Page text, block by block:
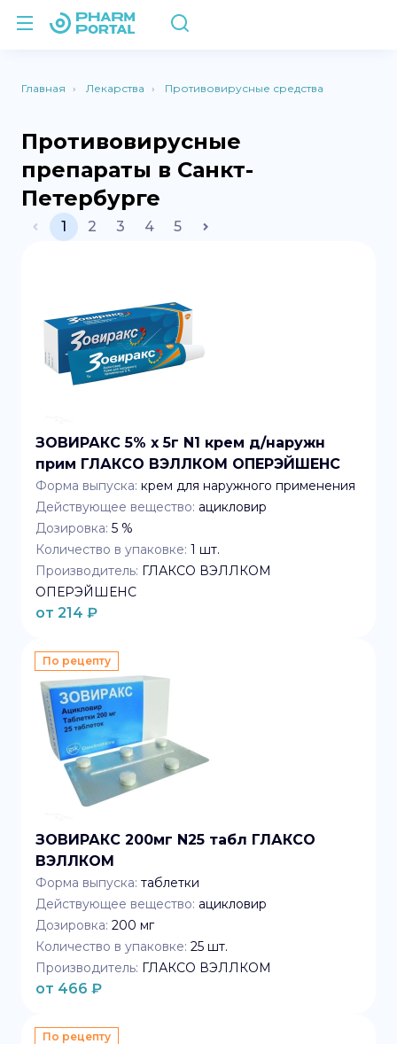
Главная Лекарства Противовирусные средства
Противовирусные
препараты в Санкт-
Петербурге
1 2 3 4 5
ЗОВИРАКС 5% x 5г N1 крем д/наружн
прим ГЛАКСО ВЭЛЛКОМ ОПЕРЭЙШЕНС
Форма выпуска: крем для наружного применения
Действующее вещество: ацикловир
Дозировка: 5 %
Количество в упаковке: 1 шт.
Производитель: ГЛАКСО ВЭЛЛКОМ
ОПЕРЭЙШЕНС
от 214 ₽
По рецепту
ЗОВИРАКС 200мг N25 табл ГЛАКСО
ВЭЛЛКОМ
Форма выпуска: таблетки
Действующее вещество: ацикловир
Дозировка: 200 мг
Количество в упаковке: 25 шт.
Производитель: ГЛАКСО ВЭЛЛКОМ
от 466 ₽
По рецепту